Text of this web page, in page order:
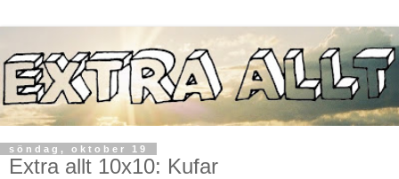
söndag, oktober 19
Extra allt 10x10: Kufar